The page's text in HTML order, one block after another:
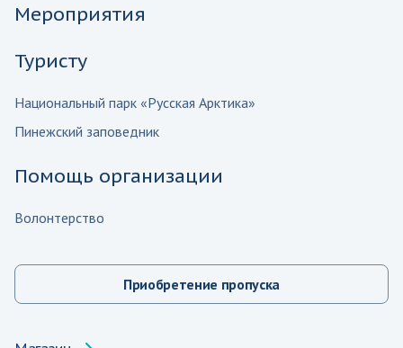
Мероприятия
Туристу
Национальный парк «Русская Арктика»
Пинежский заповедник
Помощь организации
Волонтерство
Приобретение пропуска